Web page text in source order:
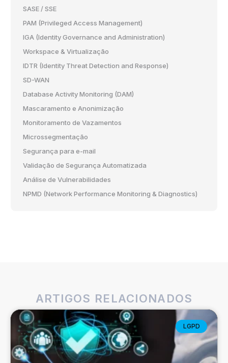
SASE / SSE
PAM (Privileged Access Management)
IGA (Identity Governance and Administration)
Workspace & Virtualização
IDTR (Identity Threat Detection and Response)
SD-WAN
Database Activity Monitoring (DAM)
Mascaramento e Anonimização
Monitoramento de Vazamentos
Microssegmentação
Segurança para e-mail
Validação de Segurança Automatizada
Análise de Vulnerabilidades
NPMD (Network Performance Monitoring & Diagnostics)
ARTIGOS RELACIONADOS
LGPD